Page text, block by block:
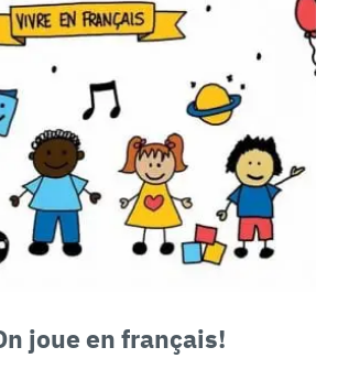
joue en français!